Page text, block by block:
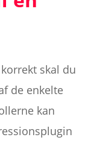
skal du
de enkelte
kan